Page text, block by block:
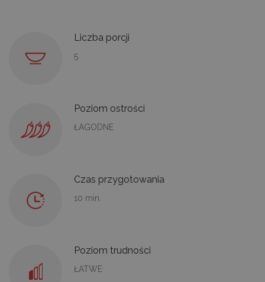
Liczba porcji
5
Poziom ostrości
ŁAGODNE
Czas przygotowania
10 min.
Poziom trudności
ŁATWE